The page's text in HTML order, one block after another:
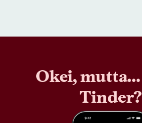
Okei, mutta...
Tinder?